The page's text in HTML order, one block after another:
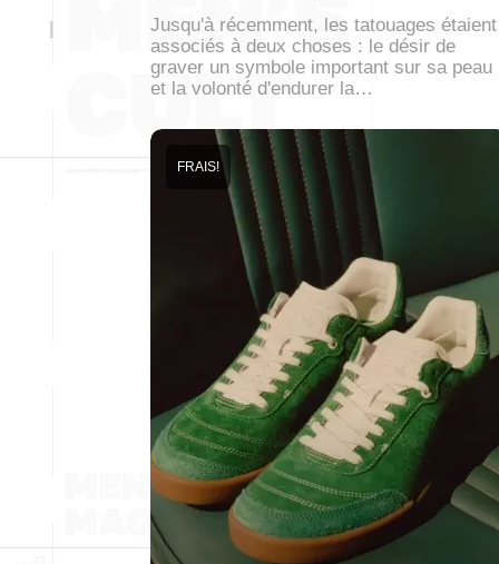
Jusqu'à récemment, les tatouages étaient
associés à deux choses : le désir de
graver un symbole important sur sa peau
et la volonté d'endurer la…
FRAIS!